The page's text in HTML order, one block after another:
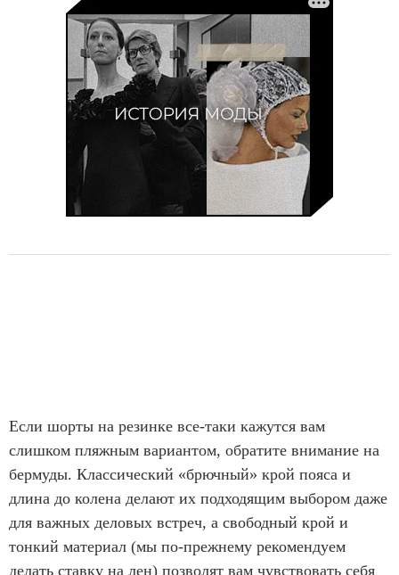
Если шорты на резинке все-таки кажутся вам
слишком пляжным вариантом, обратите внимание на
бермуды. Классический «брючный» крой пояса и
длина до колена делают их подходящим выбором даже
для важных деловых встреч, а свободный крой и
тонкий материал (мы по-прежнему рекомендуем
делать ставку на лен) позволят вам чувствовать себя